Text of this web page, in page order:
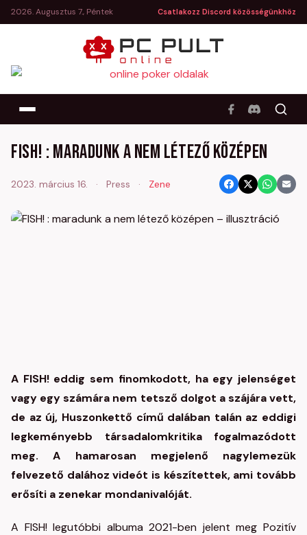
2026. Augusztus 7., Péntek Csatlakozz Discord közösségünkhöz
FISH! : maradunk a nem létező középen
2023. március 16. · Press · Zene
A FISH! eddig sem finomkodott, ha egy jelenséget
vagy egy számára nem tetsző dolgot a szájára vett,
de az új, Huszonkettő című dalában talán az eddigi
legkeményebb társadalomkritika fogalmazódott
meg. A hamarosan megjelenő nagylemezük
felvezető dalához videót is készítettek, ami tovább
erősíti a zenekar mondanivalóját.
A FISH!legutóbbi albuma 2021-ben jelent meg Pozitív